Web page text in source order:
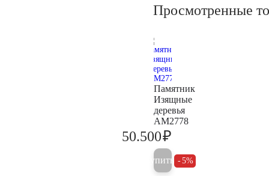
Просмотренные
Памятник
Изящные
деревья
AM2778
50.500₽
Купить 5%